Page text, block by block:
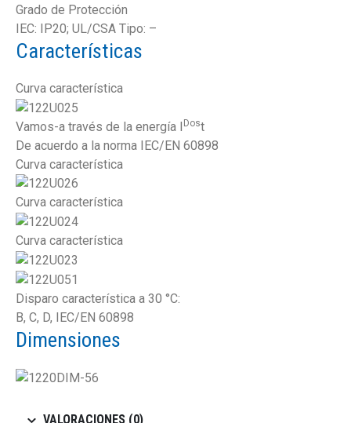
Grado de Protección
IEC: IP20; UL/CSA Tipo: –
Características
Curva característica
Vamos-a través de la energía I Dost
De acuerdo a la norma IEC/EN 60898
Curva característica
Curva característica
Curva característica
Disparo característica a 30 °C:
B, C, D, IEC/EN 60898
Dimensiones
VALORACIONES (0)